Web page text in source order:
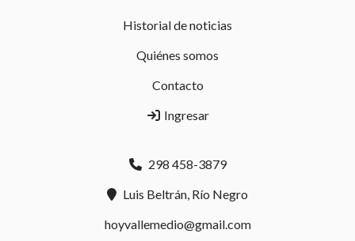
Historial de noticias
Quiénes somos
Contacto
Ingresar
298 458-3879
Luis Beltrán, Río Negro
hoyvallemedio@gmail.com